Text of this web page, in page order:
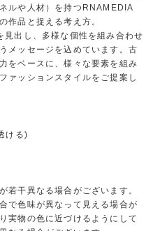
ルや人材）を持つRNAMEDIA
作品と捉える考え方。
出し、多様な個性を組み合わせ
メッセージを込めています。古
をベースに、様々な要素を組み
ァッションスタイルをご提案し
ける)
若干異なる場合がございます。
で色味が異なって見える場合が
実物の色に近づけるようにして